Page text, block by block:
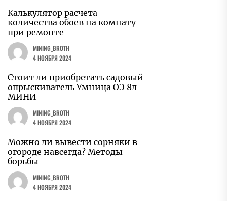
Калькулятор расчета
количества обоев на комнату
при ремонте
MINING_BROTH
4 НОЯБРЯ 2024
Стоит ли приобретать садовый
опрыскиватель Умница ОЭ 8л
МИНИ
MINING_BROTH
4 НОЯБРЯ 2024
Можно ли вывести сорняки в
огороде навсегда? Методы
борьбы
MINING_BROTH
4 НОЯБРЯ 2024